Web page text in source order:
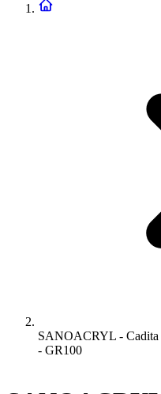
SANOACRYL - Cadita
- GR100